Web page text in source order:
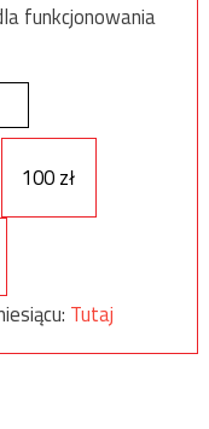
funkcjonowania
100 zł
Tutaj